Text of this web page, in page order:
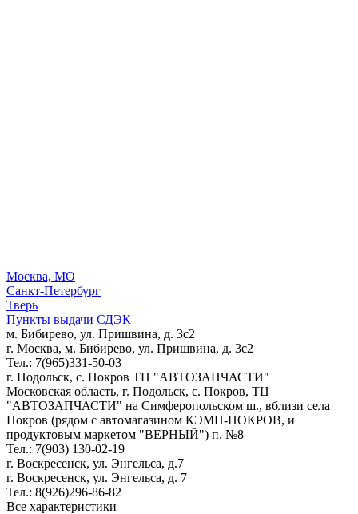
Москва, МО
Санкт-Петербург
Тверь
Пункты выдачи СДЭК
м. Бибирево, ул. Пришвина, д. 3с2
г. Москва, м. Бибирево, ул. Пришвина, д. 3с2
Тел.: 7(965)331-50-03
г. Подольск, c. Покров ТЦ "АВТОЗАПЧАСТИ"
Московская область, г. Подольск, c. Покров, ТЦ
"АВТОЗАПЧАСТИ" на Симферопольском ш., вблизи села
Покров (рядом с автомагазином КЭМП-ПОКРОВ, и
продуктовым маркетом "ВЕРНЫЙ") п. №8
Тел.: 7(903) 130-02-19
г. Воскресенск, ул. Энгельса, д.7
г. Воскресенск, ул. Энгельса, д. 7
Тел.: 8(926)296-86-82
Все характеристики